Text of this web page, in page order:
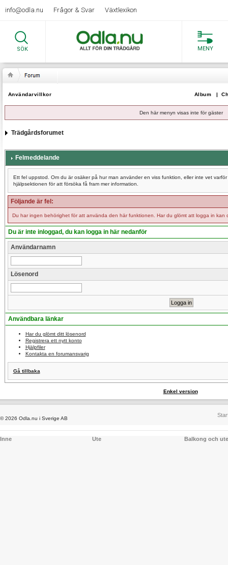
info@odla.nu Frågor & Svar Växtlexikon
SÖK MENY
Användarvillkor Album |
Den här menyn visas inte för gäster
Trädgårdsforumet
Felmeddelande
Ett fel uppstod. Om du är osäker på hur man använder en viss funktion, eller inte vet
hjälpsektionen för att försöka få fram mer information.
Följande är fel:
Du har ingen behörighet för att använda den här funktionen. Har du glömt att logga in kan
Du är inte inloggad, du kan logga in här nedanför
Användarnamn
Lösenord
Användbara länkar
Har du glömt ditt lösenord
Registrera ett nytt konto
Hjälpfiler
Kontakta en forumansvarig
Gå tillbaka
Enkel version
© 2026 Odla.nu i Sverige AB
Inne Ute Balkong och